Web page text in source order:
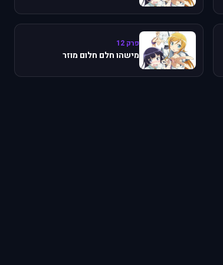
פרק 12
מישהו חלם חלום מוזר